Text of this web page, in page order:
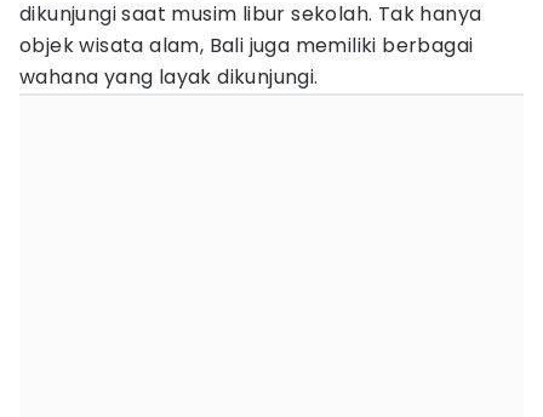
dikunjungi saat musim libur sekolah. Tak hanya
objek wisata alam, Bali juga memiliki berbagai
wahana yang layak dikunjungi.